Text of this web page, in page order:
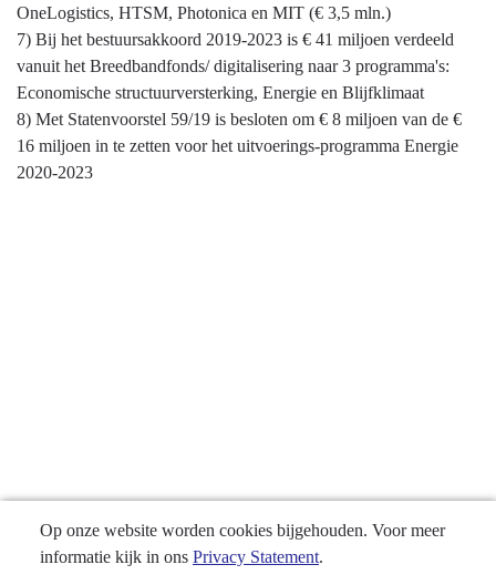
OneLogistics, HTSM, Photonica en MIT (€ 3,5 mln.)
7) Bij het bestuursakkoord 2019-2023 is € 41 miljoen verdeeld
vanuit het Breedbandfonds/ digitalisering naar 3 programma's:
Economische structuurversterking, Energie en Blijfklimaat
8) Met Statenvoorstel 59/19 is besloten om € 8 miljoen van de €
16 miljoen in te zetten voor het uitvoerings-programma Energie
2020-2023
Op onze website worden cookies bijgehouden. Voor meer
informatie kijk in ons Privacy Statement.